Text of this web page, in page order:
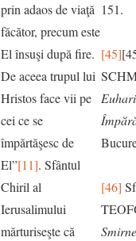
prin adaos de viaţă
făcător, precum este
El însuşi după fire.
De aceea trupul lui
Hristos face vii pe
cei ce se
împărtăşesc de
El”[11]. Sfântul
Chiril al
Ierusalimului
mărturiseşte că
151.
[45]
[46]